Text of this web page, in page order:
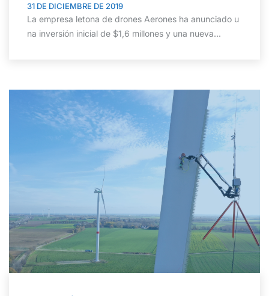
31 DE DICIEMBRE DE 2019
La empresa letona de drones Aerones ha anunciado u
na inversión inicial de $1,6 millones y una nueva...